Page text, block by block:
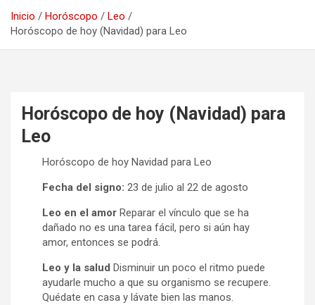
Inicio Horóscopo
Leo
Horóscopo de hoy (Navidad) para Leo
Horóscopo de hoy (Navidad) para
Leo
Horóscopo de hoy Navidad para Leo
Fecha del signo: 23 de julio al 22 de agosto
Leo en el amor Reparar el vínculo que se ha
dañado no es una tarea fácil, pero si aún hay
amor, entonces se podrá.
Leo y la salud Disminuir un poco el ritmo puede
ayudarle mucho a que su organismo se recupere.
Quédate en casa y lávate bien las manos.